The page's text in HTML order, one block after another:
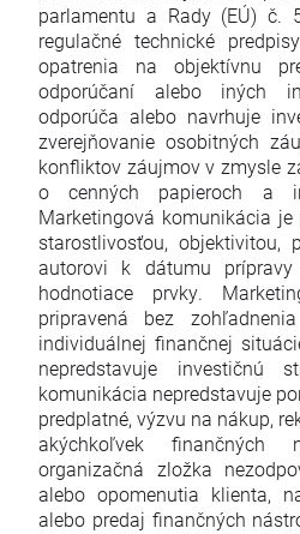
parlamentu a Rady (EÚ) č.
regulačné technické
opatrenia na objektívnu
odporúčaní alebo iných
odporúča alebo navrhuje
zverejňovanie osobitných
konfliktov záujmov v zmysle
o cenných papieroch a
Marketingová komunikácia
starostlivosťou, objektivitou,
autorovi k dátumu
hodnotiace prvky.
pripravená bez
individuálnej finančnej
nepredstavuje investičnú
komunikácia nepredstavuje
predplatné, výzvu na nákup,
akýchkoľvek finančných
organizačná zložka
alebo opomenutia klienta,
alebo predaj finančných